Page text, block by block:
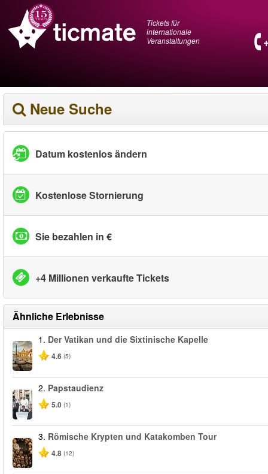
Tickets für
internationale
Veranstaltungen
Neue Suche
Datum kostenlos ändern
Kostenlose Stornierung
Sie bezahlen in €
+4 Millionen verkaufte Tickets
Ähnliche Erlebnisse
1. Der Vatikan und die Sixtinische Kapelle
4.6 (5)
2. Papstaudienz
5.0 (1)
3. Römische Krypten und Katakomben Tour
4.8 (12)